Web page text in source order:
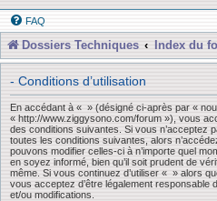
FAQ
Dossiers Techniques Index du
- Conditions d’utilisation
En accédant à « » (désigné ci-après par «
« http://www.ziggysono.com/forum »), vous
des conditions suivantes. Si vous n’acceptez
toutes les conditions suivantes, alors
pouvons modifier celles-ci à n’importe quel
en soyez informé, bien qu’il soit prudent de
même. Si vous continuez d’utiliser « » alors
vous acceptez d’être légalement responsable
et/ou modifications.